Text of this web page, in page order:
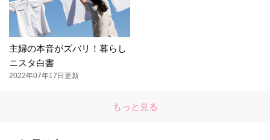
主婦の本音がズバリ！暮らし
ニスタ白書
2022年07年17日更新
もっと見る